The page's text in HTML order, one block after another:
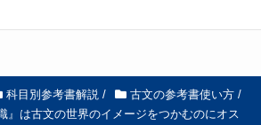
科目別参考書解説 / 古文の参考書使い方 /
』は古文の世界のイメージをつかむのにオス